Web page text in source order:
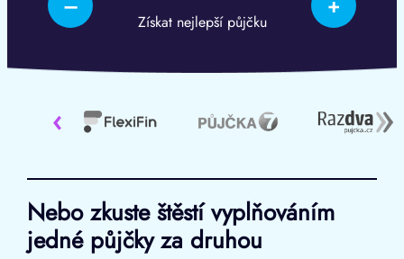
Získat nejlepší půjčku
‹
Nebo zkuste štěstí vyplňováním
jedné půjčky za druhou